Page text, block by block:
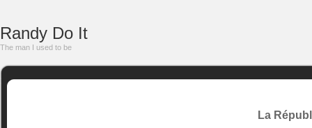
Randy Do It
The man I used to be
La